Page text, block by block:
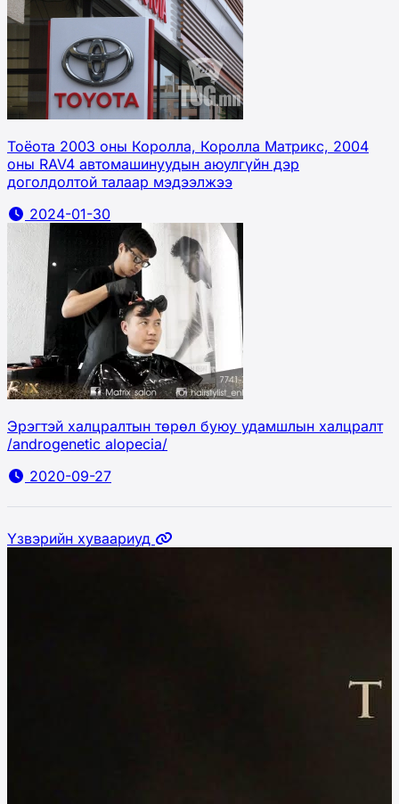
Тоёота 2003 оны Королла, Королла Матрикс, 2004
оны RAV4 автомашинуудын аюулгүйн дэр
доголдолтой талаар мэдээлжээ
2024-01-30
Эрэгтэй халцралтын төрөл буюу удамшлын халцралт
/androgenetic alopecia/
2020-09-27
Үзвэрийн хуваариуд